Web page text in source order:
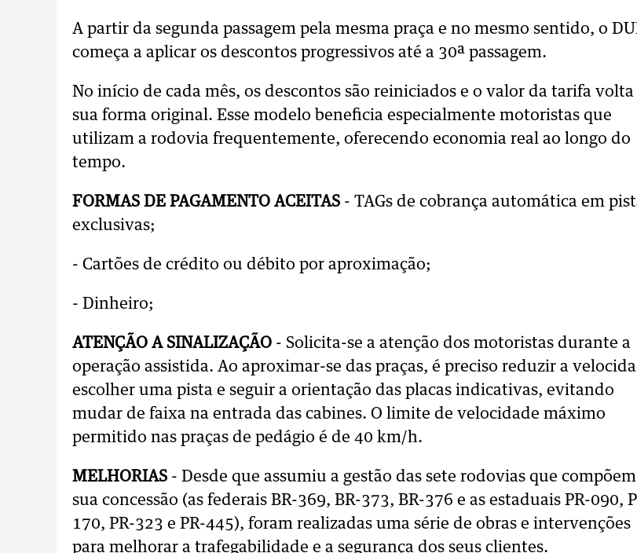
A partir da segunda passagem pela mesma praça e no mesmo sentido, o
começa a aplicar os descontos progressivos até a 30ª passagem.
No início de cada mês, os descontos são reiniciados e o valor da tarifa volta
sua forma original. Esse modelo beneficia especialmente motoristas que
utilizam a rodovia frequentemente, oferecendo economia real ao longo do
tempo.
FORMAS DE PAGAMENTO ACEITAS - TAGs de cobrança automática em
exclusivas;
- Cartões de crédito ou débito por aproximação;
- Dinheiro;
ATENÇÃO A SINALIZAÇÃO - Solicita-se a atenção dos motoristas durante a
operação assistida. Ao aproximar-se das praças, é preciso reduzir a
escolher uma pista e seguir a orientação das placas indicativas, evitando
mudar de faixa na entrada das cabines. O limite de velocidade máximo
permitido nas praças de pedágio é de 40 km/h.
MELHORIAS - Desde que assumiu a gestão das sete rodovias que compõem
sua concessão (as federais BR-369, BR-373, BR-376 e as estaduais PR-090,
170, PR-323 e PR-445), foram realizadas uma série de obras e intervenções
para melhorar a trafegabilidade e a segurança dos seus clientes.